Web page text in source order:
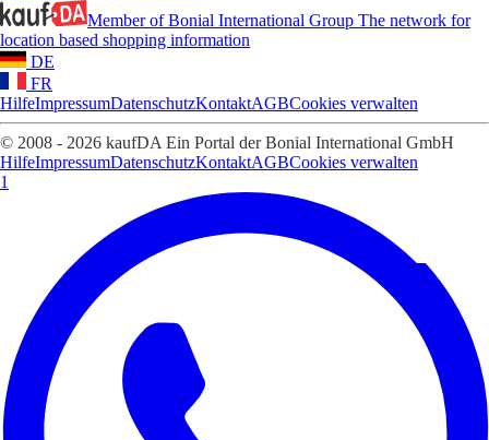
Member of Bonial International Group The network for
location based shopping information
DE
FR
HilfeImpressumDatenschutzKontaktAGBCookies verwalten
© 2008 - 2026 kaufDA Ein Portal der Bonial International GmbH
HilfeImpressumDatenschutzKontaktAGBCookies verwalten
1